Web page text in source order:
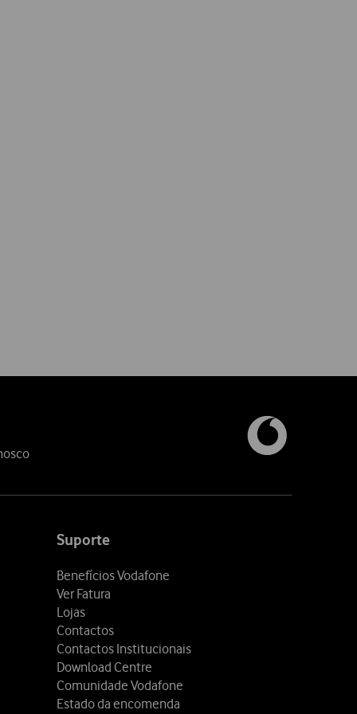
Suporte
Benefícios Vodafone
Ver Fatura
Lojas
Contactos
Contactos Institucionais
Download Centre
Comunidade Vodafone
Estado da encomenda